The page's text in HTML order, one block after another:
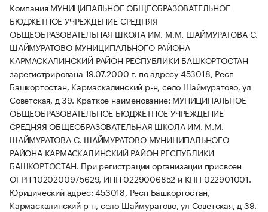
Компания МУНИЦИПАЛЬНОЕ ОБЩЕОБРАЗОВАТЕЛЬНОЕ
БЮДЖЕТНОЕ УЧРЕЖДЕНИЕ СРЕДНЯЯ
ОБЩЕОБРАЗОВАТЕЛЬНАЯ ШКОЛА ИМ. М.М. ШАЙМУРАТОВА С.
ШАЙМУРАТОВО МУНИЦИПАЛЬНОГО РАЙОНА
КАРМАСКАЛИНСКИЙ РАЙОН РЕСПУБЛИКИ БАШКОРТОСТАН
зарегистрирована 19.07.2000 г. по адресу 453018, Респ
Башкортостан, Кармаскалинский р-н, село Шаймуратово, ул
Советская, д 39. Краткое наименование: МУНИЦИПАЛЬНОЕ
ОБЩЕОБРАЗОВАТЕЛЬНОЕ БЮДЖЕТНОЕ УЧРЕЖДЕНИЕ
СРЕДНЯЯ ОБЩЕОБРАЗОВАТЕЛЬНАЯ ШКОЛА ИМ. М.М.
ШАЙМУРАТОВА С. ШАЙМУРАТОВО МУНИЦИПАЛЬНОГО
РАЙОНА КАРМАСКАЛИНСКИЙ РАЙОН РЕСПУБЛИКИ
БАШКОРТОСТАН. При регистрации организации присвоен
ОГРН 1020200975629, ИНН 0229006852 и КПП 022901001.
Юридический адрес: 453018, Респ Башкортостан,
Кармаскалинский р-н, село Шаймуратово, ул Советская, д 39.